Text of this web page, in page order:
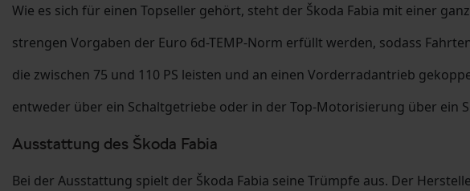
Wie es sich für einen Topseller gehört, steht der Škoda Fabia mit einer
strengen Vorgaben der Euro 6d-TEMP-Norm erfüllt werden, sodass
die zwischen 75 und 110 PS leisten und an einen Vorderradantrieb
entweder über ein Schaltgetriebe oder in der Top-Motorisierung über ein
Ausstattung des Škoda Fabia
Bei der Ausstattung spielt der Škoda Fabia seine Trümpfe aus. Der